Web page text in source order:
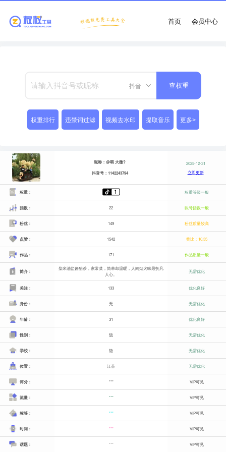
会员中心
首页
抖音 查权重
权重排行 违禁词过滤 视频去水印 提取音乐 更多>
昵称：@喂 大微?
抖音号：1142243794
2025-12-31
立即更新
权重： 权重等级一般
指数： 22 账号指数一般
粉丝： 149 粉丝质量较高
点赞： 1542 赞比：10.35
作品： 171 作品质量一般
简介：
柴米油盐酱醋茶，家常菜，简单却温暖，人间烟火味最抚凡
人心。
无需优化
关注： 133 优化良好
身份： 无 无需优化
年龄： 31 优化良好
性别： 隐 无需优化
学校： 隐 无需优化
位置： 江苏 无需优化
评分： *** VIP可见
流量： *** VIP可见
标签： *** VIP可见
时间： *** VIP可见
话题： *** VIP可见